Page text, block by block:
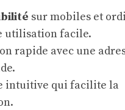
sur mobiles et
utilisation facile.
rapide avec une
intuitive qui facilite la